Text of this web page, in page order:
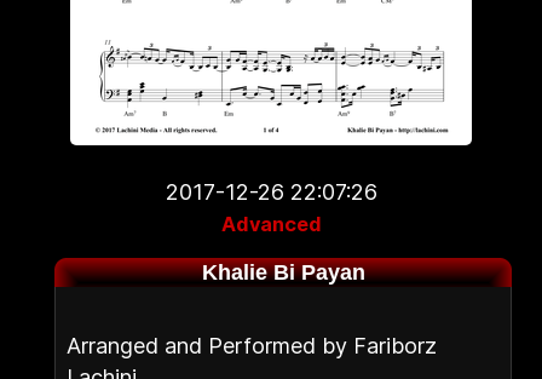
2017-12-26 22:07:26
Advanced
Khalie Bi Payan
Arranged and Performed by Fariborz